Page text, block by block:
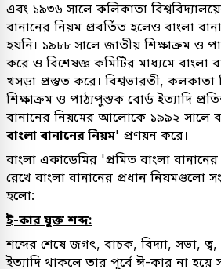
এবং ১৯৩৬ সালে কলিকাতা
বানানের নিয়ম প্রবর্তিত হলেও বাংলা
হয়নি। ১৯৮৮ সালে জাতীয় শিক্ষাক্রম ও
করে ও বিশেষজ্ঞ কমিটির মাধ্যমে বাংলা
খসড়া প্রস্তুত করে। বিশ্বভারতী, কলকাতা
শিক্ষাক্রম ও পাঠ্যপুস্তক বোর্ড ইত্যাদি
বানানের নিয়মের আলোকে ১৯৯২ সালে
বাংলা বানানের নিয়ম' প্রণয়ন করে।
বাংলা একাডেমির 'প্রমিত বাংলা
রেখে বাংলা বানানের প্রধান নিয়মগুলো
হলো:
ই-কার যুক্ত শব্দ:
শব্দের শেষে জগৎ, বাচক, বিদ্যা, সভা, ত্ব,
ইত্যাদি থাকলে তার পূর্বে ঈ-কার না হয়ে